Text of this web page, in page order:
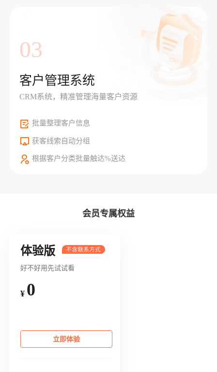
03
客户管理系统
CRM系统，精准管理海量客户资源
批量整理客户信息
获客线索自动分组
根据客户分类批量触达%送达
会员专属权益
体验版
好不好用先试试看
¥ 0
立即体验